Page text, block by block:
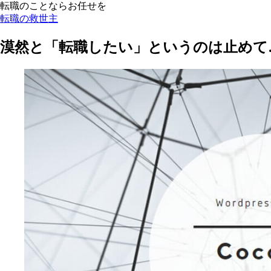
転職のことならお任せを
転職の救世主
漠然と「転職したい」というのは止め